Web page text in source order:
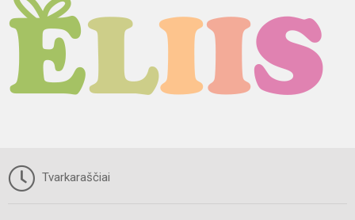
Tvarkaraščiai